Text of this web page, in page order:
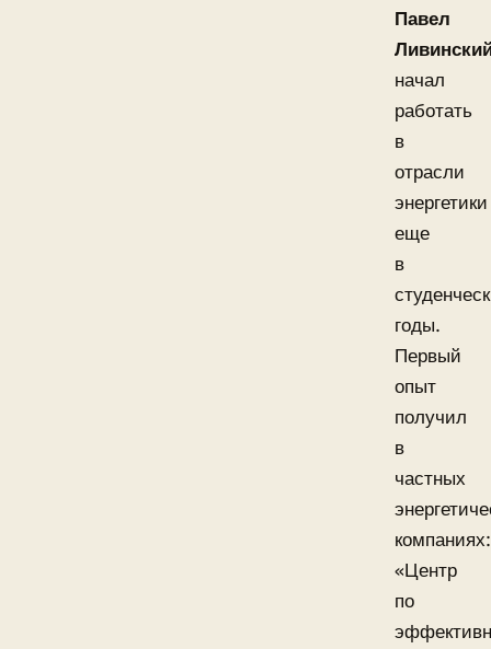
Павел
начал
работать
в
отрасли
энергетики
еще
в
годы.
Первый
опыт
получил
в
частных
компаниях:
«Центр
по